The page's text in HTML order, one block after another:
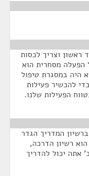
ראשון וצריך לכסות
הפעלה מסחרית הוא
היה במסגרת טיפול
להכשיר פעילות
הפעילות שלנו.
המדריך הגדר
רשיון הדרכה,
אתה יכול להדריך